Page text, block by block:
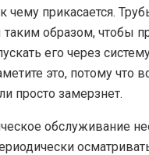
чему прикасается.
образом, чтобы
его через
это, потому что
просто замерзнет.
обслуживание